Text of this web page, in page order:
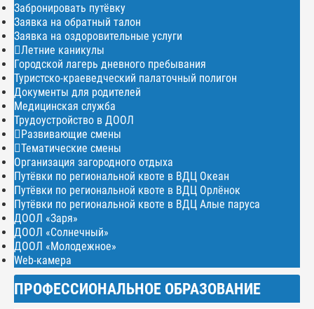
Забронировать путёвку
Заявка на обратный талон
Заявка на оздоровительные услуги
Летние каникулы
Городской лагерь дневного пребывания
Туристско-краеведческий палаточный полигон
Документы для родителей
Медицинская служба
Трудоустройство в ДООЛ
Развивающие смены
Тематические смены
Организация загородного отдыха
Путёвки по региональной квоте в ВДЦ Океан
Путёвки по региональной квоте в ВДЦ Орлёнок
Путёвки по региональной квоте в ВДЦ Алые паруса
ДООЛ «Заря»
ДООЛ «Солнечный»
ДООЛ «Молодежное»
Web-камера
ПРОФЕССИОНАЛЬНОЕ ОБРАЗОВАНИЕ